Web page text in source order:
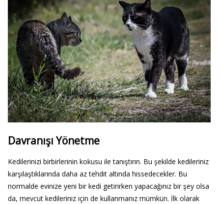
Davranışı Yönetme
Kedilerinizi birbirlerinin kokusu ile tanıştırın. Bu şekilde kedileriniz
karşılaştıklarında daha az tehdit altında hissedecekler. Bu
normalde evinize yeni bir kedi getirirken yapacağınız bir şey olsa
da, mevcut kedileriniz için de kullanmanız mümkün. İlk olarak